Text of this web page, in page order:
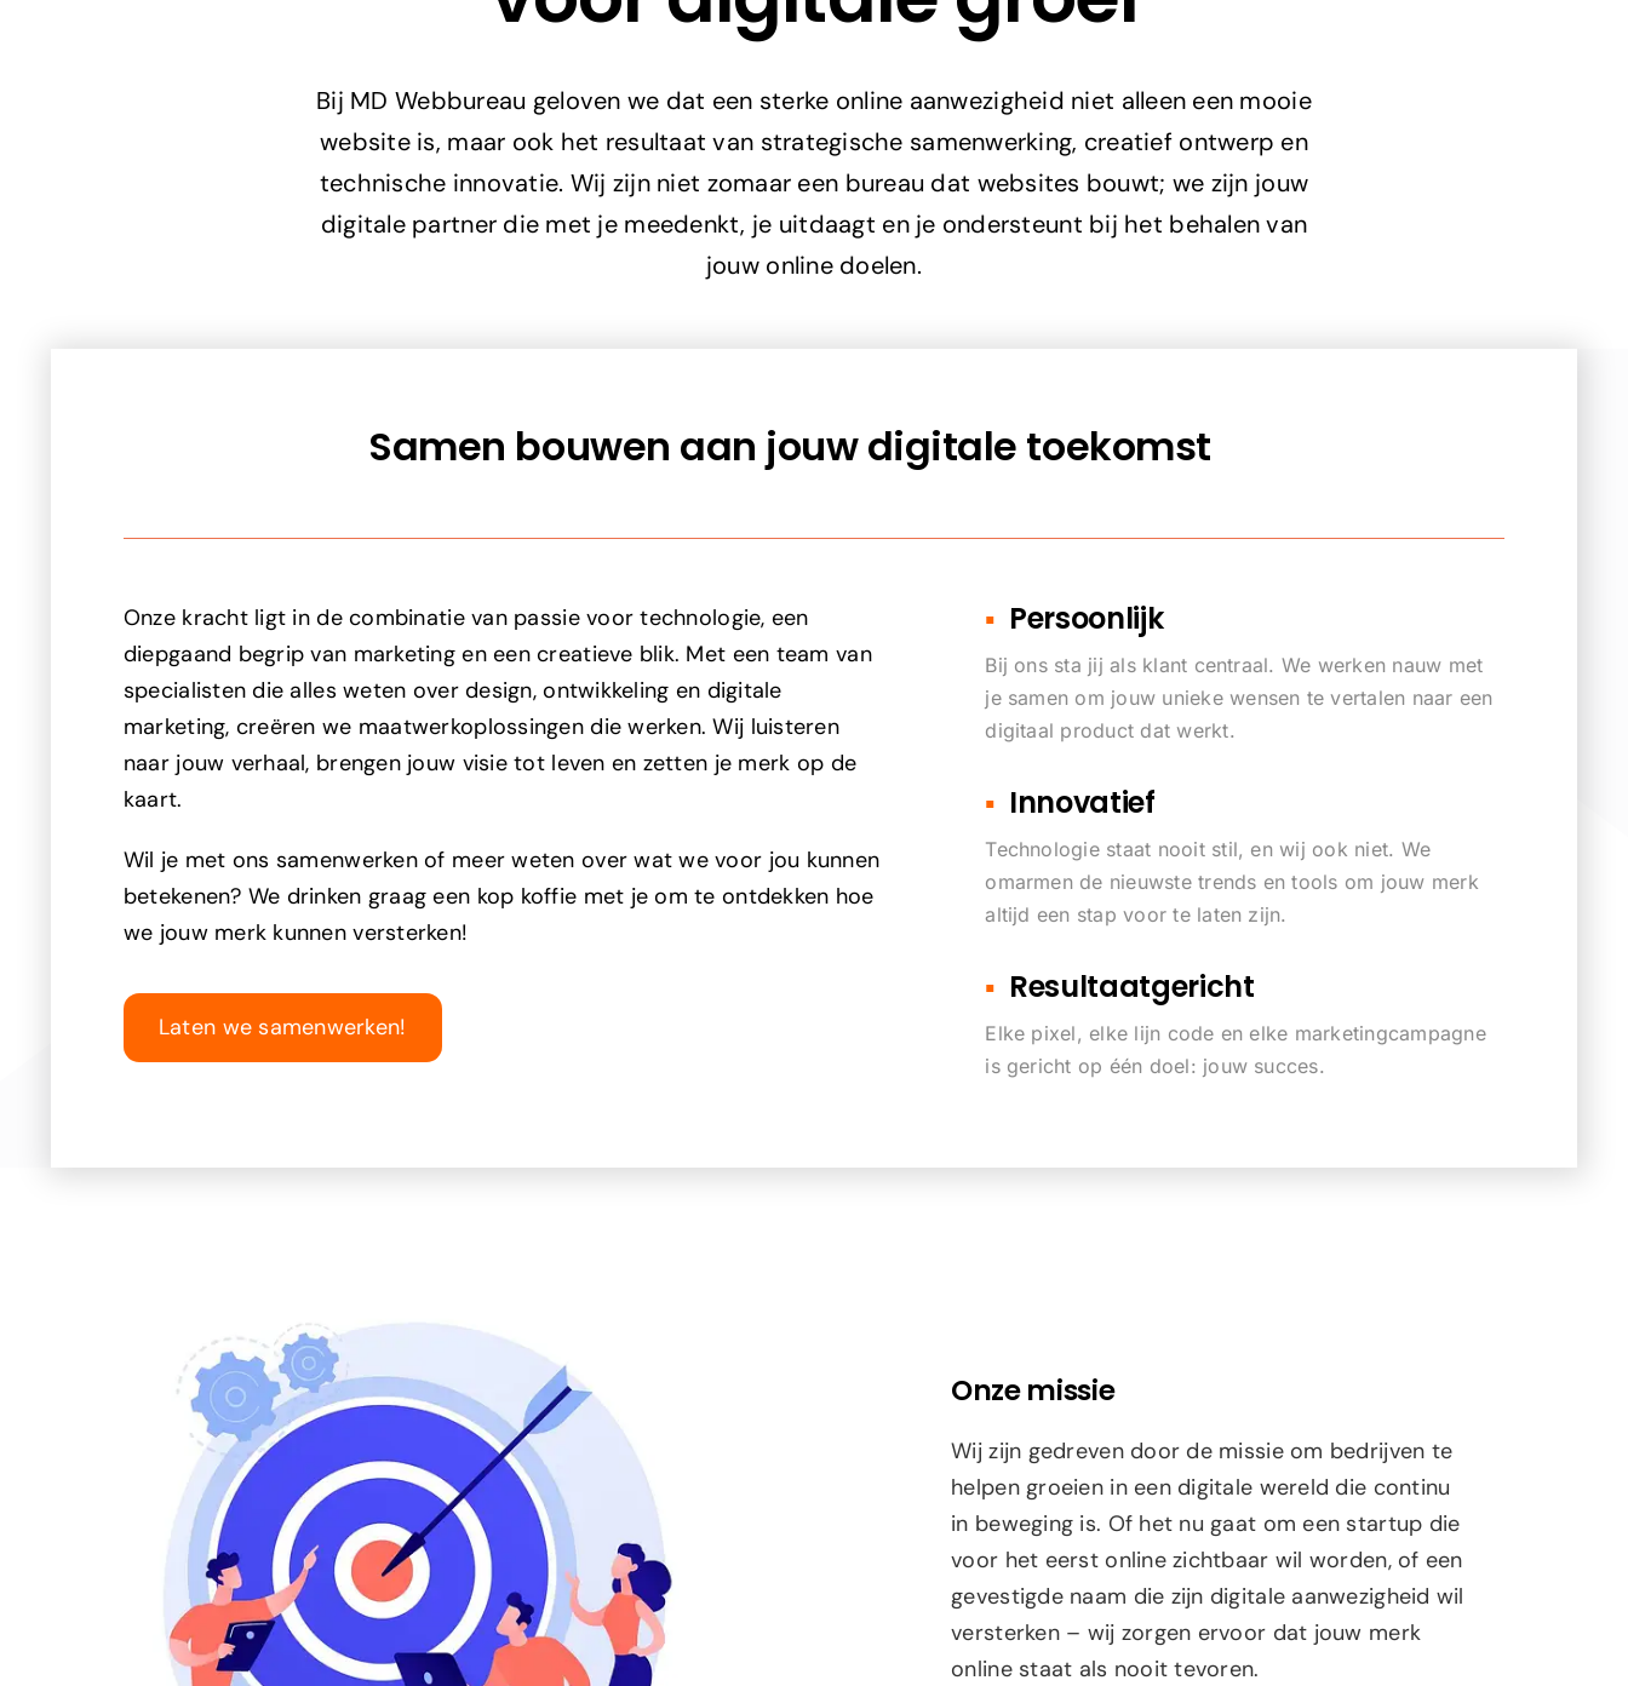
Bij MD Webbureau geloven we dat een sterke online aanwezigheid niet alleen een mooie
website is, maar ook het resultaat van strategische samenwerking, creatief ontwerp en
technische innovatie. Wij zijn niet zomaar een bureau dat websites bouwt; we zijn jouw
digitale partner die met je meedenkt, je uitdaagt en je ondersteunt bij het behalen van
jouw online doelen.
Samen bouwen aan jouw digitale toekomst
Onze kracht ligt in de combinatie van passie voor technologie, een
diepgaand begrip van marketing en een creatieve blik. Met een team van
specialisten die alles weten over design, ontwikkeling en digitale
marketing, creëren we maatwerkoplossingen die werken. Wij luisteren
naar jouw verhaal, brengen jouw visie tot leven en zetten je merk op de
kaart.
Wil je met ons samenwerken of meer weten over wat we voor jou kunnen
betekenen? We drinken graag een kop koffie met je om te ontdekken hoe
we jouw merk kunnen versterken!
Laten we samenwerken!
▪ Persoonlijk
Bij ons sta jij als klant centraal. We werken nauw met
je samen om jouw unieke wensen te vertalen naar een
digitaal product dat werkt.
▪ Innovatief
Technologie staat nooit stil, en wij ook niet. We
omarmen de nieuwste trends en tools om jouw merk
altijd een stap voor te laten zijn.
▪ Resultaatgericht
Elke pixel, elke lijn code en elke marketingcampagne
is gericht op één doel: jouw succes.
Onze missie
Wij zijn gedreven door de missie om bedrijven te
helpen groeien in een digitale wereld die continu
in beweging is. Of het nu gaat om een startup die
voor het eerst online zichtbaar wil worden, of een
gevestigde naam die zijn digitale aanwezigheid wil
versterken – wij zorgen ervoor dat jouw merk
online staat als nooit tevoren.